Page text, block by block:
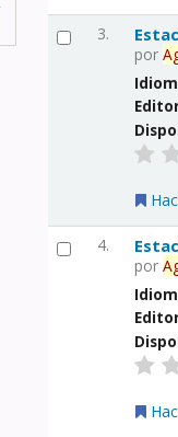
3.
por
4.
por